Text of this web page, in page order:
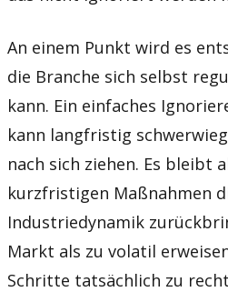
An einem Punkt wird es
die Branche sich selbst
kann. Ein einfaches
kann langfristig
nach sich ziehen. Es bleibt
kurzfristigen Maßnahmen
Industriedynamik
Markt als zu volatil
Schritte tatsächlich zu